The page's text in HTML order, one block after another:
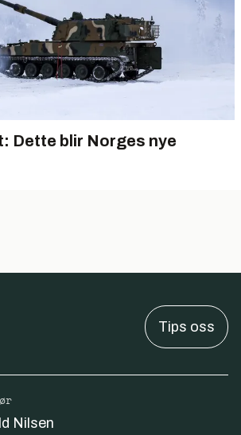
Dette blir Norges nye
Tips oss
Nilsen